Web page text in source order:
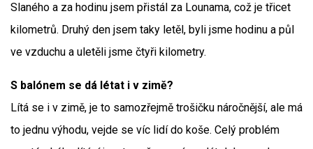
Slaného a za hodinu jsem přistál za Lounama, což je třicet
kilometrů. Druhý den jsem taky letěl, byli jsme hodinu a půl
ve vzduchu a uletěli jsme čtyři kilometry.
S balónem se dá létat i v zimě?
Lítá se i v zimě, je to samozřejmě trošičku náročnější, ale má
to jednu výhodu, vejde se víc lidí do koše. Celý problém